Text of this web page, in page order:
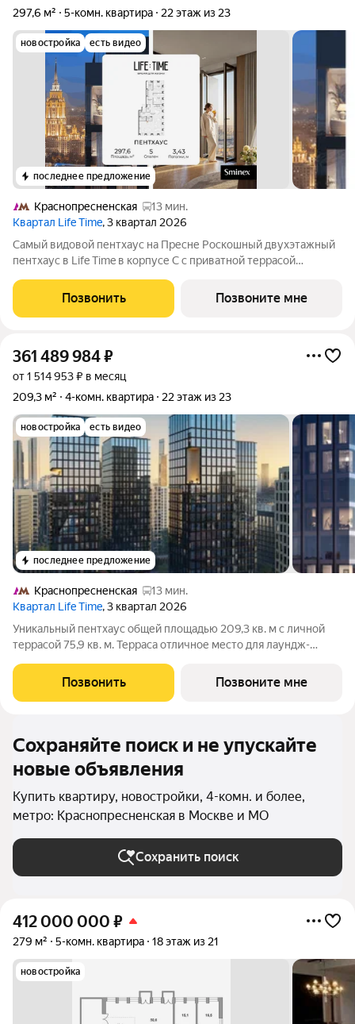
297,6 м²
5-комн. квартира 22 этаж из 23
новостройка есть видео
последнее предложение
Краснопресненская
13 мин.
Квартал Life Time, 3 квартал 2026
Самый видовой пентхаус на Пресне Роскошный двухэтажный
пентхаус в Life Time в корпусе С с приватной террасой
виды на три стороны света, дровяной камин и терраса на
кровле формируют идеальное
Позвонить Позвоните мне
361 489 984₽
от 1 514 953 ₽ в месяц
209,3 м²
4-комн. квартира 22 этаж из 23
новостройка есть видео
последнее предложение
Краснопресненская
13 мин.
Квартал Life Time, 3 квартал 2026
Уникальный пентхаус общей площадью 209,3 кв. м с личной
террасой 75,9 кв. м. Терраса отличное место для лаундж-
загородного дома в самом центре Москвы. Панорамные окна и
высокие 3,5-метровые потолки
Позвонить Позвоните мне
Сохраняйте поиск и не упускайте
новые объявления
Купить квартиру, новостройки, 4-комн. и более,
метро: Краснопресненская в Москве и МО
Сохранить поиск
412 000 000 ₽
279 м² 5-комн. квартира 18 этаж из 21
новостройка